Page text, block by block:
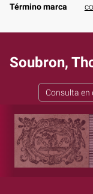
Término marca
Soubron,
Consulta en